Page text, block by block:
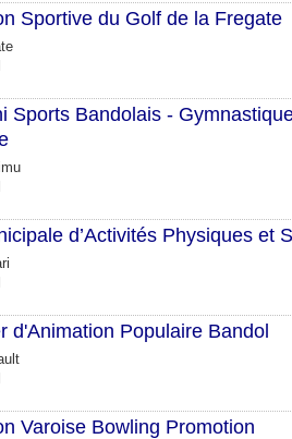
Sportive du Golf de la Fregate
Sports Bandolais -
d’Activités Physiques et
d'Animation Populaire Bandol
Varoise Bowling Promotion